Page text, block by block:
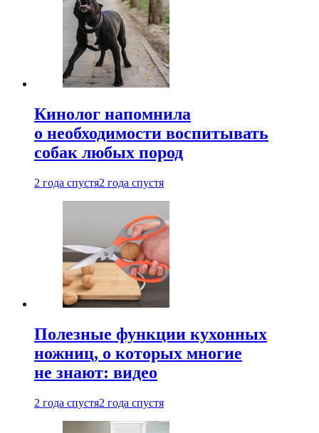
Кинолог напомнила
о необходимости воспитывать
собак любых пород
2 года спустя2 года спустя
Полезные функции кухонных
ножниц, о которых многие
не знают: видео
2 года спустя2 года спустя